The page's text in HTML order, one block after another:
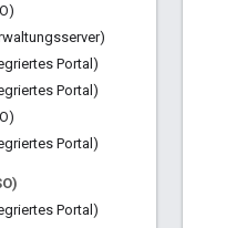
Portal)
Portal)
Portal)
Portal)